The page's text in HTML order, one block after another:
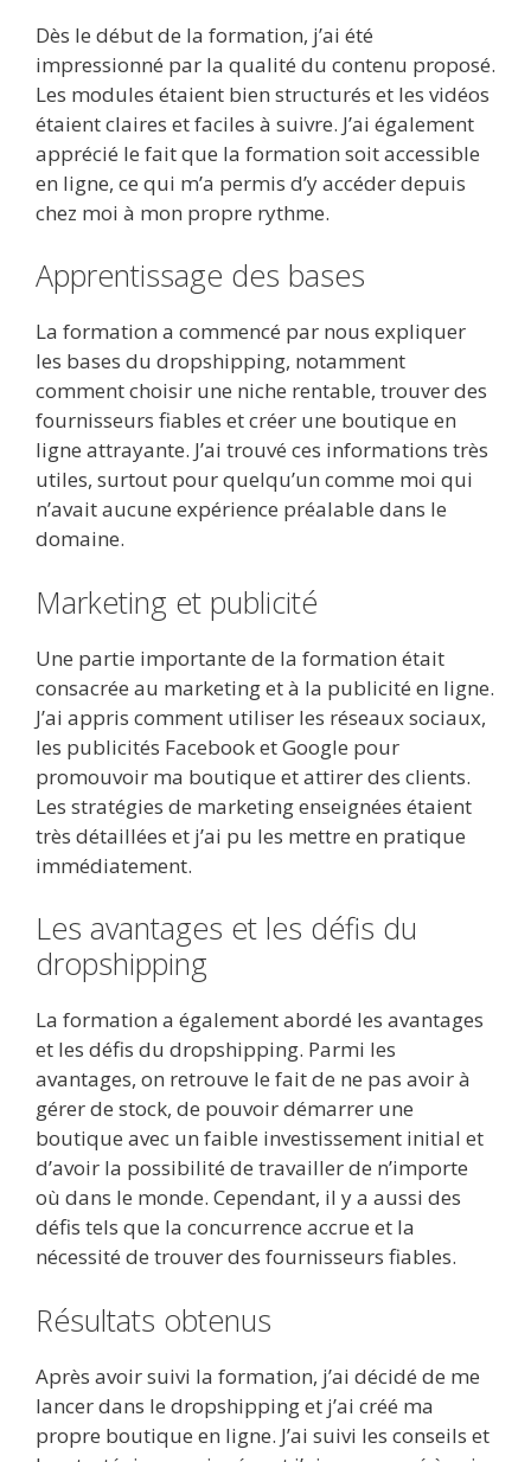
Dès le début de la formation, j’ai été
impressionné par la qualité du contenu proposé.
Les modules étaient bien structurés et les vidéos
étaient claires et faciles à suivre. J’ai également
apprécié le fait que la formation soit accessible
en ligne, ce qui m’a permis d’y accéder depuis
chez moi à mon propre rythme.
Apprentissage des bases
La formation a commencé par nous expliquer
les bases du dropshipping, notamment
comment choisir une niche rentable, trouver des
fournisseurs fiables et créer une boutique en
ligne attrayante. J’ai trouvé ces informations très
utiles, surtout pour quelqu’un comme moi qui
n’avait aucune expérience préalable dans le
domaine.
Marketing et publicité
Une partie importante de la formation était
consacrée au marketing et à la publicité en ligne.
J’ai appris comment utiliser les réseaux sociaux,
les publicités Facebook et Google pour
promouvoir ma boutique et attirer des clients.
Les stratégies de marketing enseignées étaient
très détaillées et j’ai pu les mettre en pratique
immédiatement.
Les avantages et les défis du
dropshipping
La formation a également abordé les avantages
et les défis du dropshipping. Parmi les
avantages, on retrouve le fait de ne pas avoir à
gérer de stock, de pouvoir démarrer une
boutique avec un faible investissement initial et
d’avoir la possibilité de travailler de n’importe
où dans le monde. Cependant, il y a aussi des
défis tels que la concurrence accrue et la
nécessité de trouver des fournisseurs fiables.
Résultats obtenus
Après avoir suivi la formation, j’ai décidé de me
lancer dans le dropshipping et j’ai créé ma
propre boutique en ligne. J’ai suivi les conseils et